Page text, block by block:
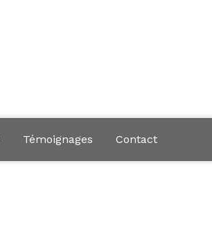
Témoignages Contact